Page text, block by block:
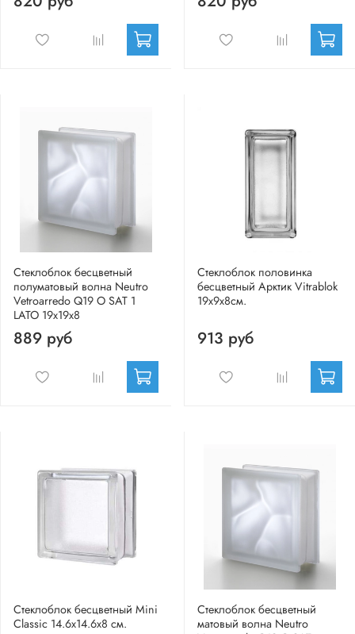
Стеклоблок бесцветный
полуматовый волна Neutro
Vetroarredo Q19 O SAT 1
LATO 19x19x8
889 руб
Стеклоблок половинка
бесцветный Арктик Vitrablok
19х9х8см.
913 руб
Стеклоблок бесцветный Mini
Classic 14.6x14.6x8 см.
Стеклоблок бесцветный
матовый волна Neutro